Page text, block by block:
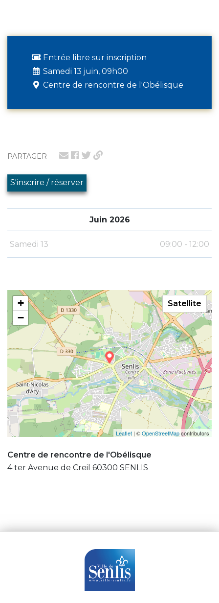
PARTAGER
S'inscrire / réserver
Juin 2026
Samedi 13 09:00 - 12:00
+
−
Leaflet | ©OpenStreetMapcontributors
Satellite
Centre de rencontre de l'Obélisque
4 ter Avenue de Creil 60300 SENLIS
Entrée libre sur inscription
Samedi 13 juin, 09h00
Centre de rencontre de l'Obélisque